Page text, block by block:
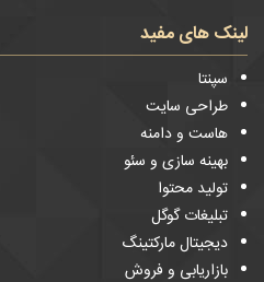
لینک های مفید
سپنتا
طراحی سایت
هاست و دامنه
بهینه سازی و سئو
تولید محتوا
تبلیغات گوگل
دیجیتال مارکتینگ
بازاریابی و فروش